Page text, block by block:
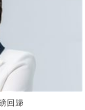
回歸